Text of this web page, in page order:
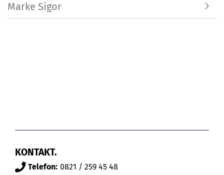
Marke Sigor
KONTAKT.
Telefon: 0821 / 259 45 48